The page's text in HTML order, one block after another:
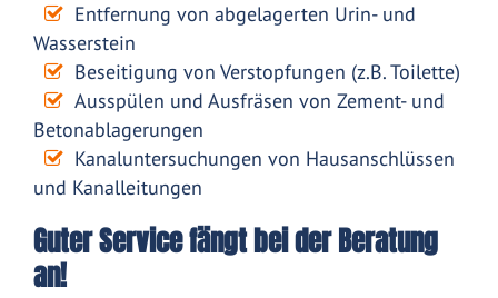
Entfernung von abgelagerten Urin- und
Wasserstein
Beseitigung von Verstopfungen (z.B. Toilette)
Ausspülen und Ausfräsen von Zement- und
Betonablagerungen
Kanaluntersuchungen von Hausanschlüssen
und Kanalleitungen
Guter Service fängt bei der Beratung
an!